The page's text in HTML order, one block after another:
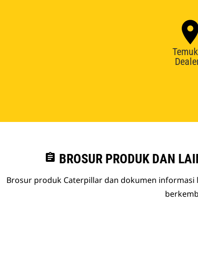
assignment BROSUR PRODUK DAN
Brosur produk Caterpillar dan dokumen